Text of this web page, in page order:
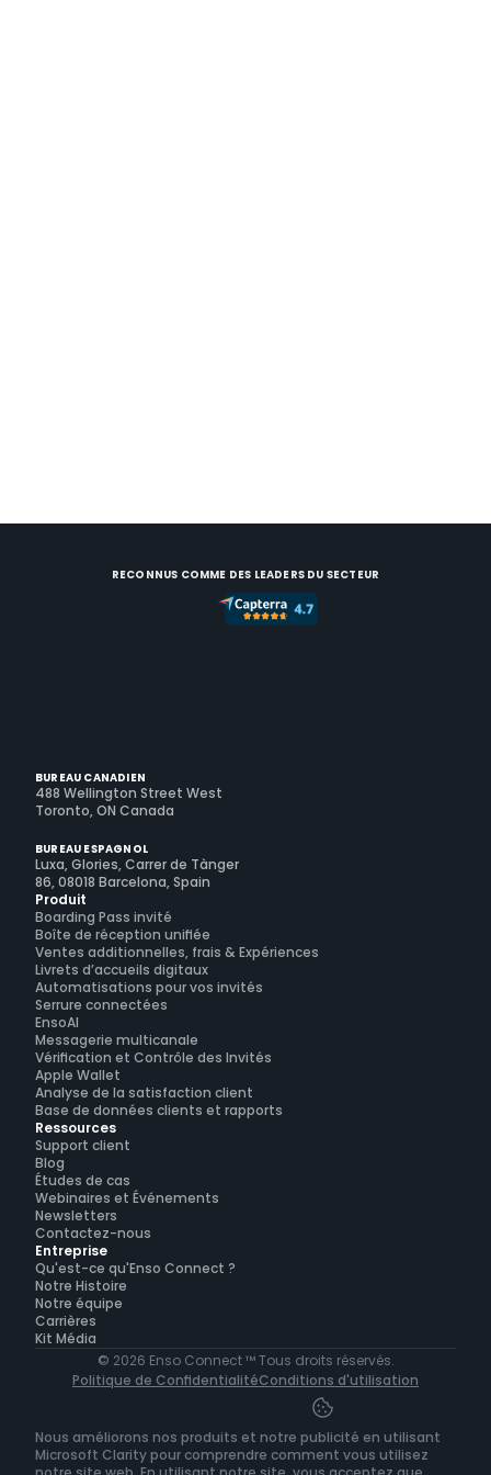
RECONNUS COMME DES LEADERS DU SECTEUR
BUREAU CANADIEN
488 Wellington Street West
Toronto, ON Canada
BUREAU ESPAGNOL
Luxa, Glories, Carrer de Tànger
86, 08018 Barcelona, Spain
Produit
Boarding Pass invité
Boîte de réception unifiée
Ventes additionnelles, frais & Expériences
Livrets d’accueils digitaux
Automatisations pour vos invités
Serrure connectées
EnsoAI
Messagerie multicanale
Vérification et Contrôle des Invités
Apple Wallet
Analyse de la satisfaction client
Base de données clients et rapports
Ressources
Support client
Blog
Études de cas
Webinaires et Événements
Newsletters
Contactez-nous
Entreprise
Qu'est-ce qu'Enso Connect ?
Notre Histoire
Notre équipe
Carrières
Kit Média
© 2026 Enso Connect ™ Tous droits réservés.
Politique de ConfidentialitéConditions d'utilisation
Nous améliorons nos produits et notre publicité en utilisant
Microsoft Clarity pour comprendre comment vous utilisez